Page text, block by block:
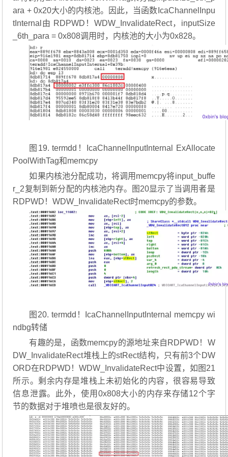
ara + 0x20大小的内核池。因此，当函数IcaChannelInpu
tInternal由 RDPWD！WDW_InvalidateRect，inputSize
_6th_para = 0x808调用时，内核池的大小为0x828。
图19. termdd！IcaChannelInputInternal ExAllocate
PoolWithTag和memcpy
如果内核池分配成功，将调用memcpy将input_buffe
r_2复制到新分配的内核池内存。图20显示了当调用者是
RDPWD！WDW_InvalidateRect时memcpy的参数。
图20. termdd！IcaChannelInputInternal memcpy wi
ndbg转储
有趣的是，函数memcpy的源地址来自RDPWD！W
DW_InvalidateRect堆栈上的stRect结构，只有前3个DW
ORD在RDPWD！WDW_InvalidateRect中设置，如图21
所示。剩余内存是堆栈上未初始化的内容，很容易导致
信息泄露。此外，使用0x808大小的内存来存储12个字
节的数据对于堆喷也是很友好的。